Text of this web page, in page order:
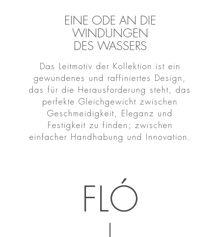
EINE ODE AN DIE
WINDUNGEN
DES WASSERS
Das Leitmotiv der Kollektion ist ein
gewundenes und raffiniertes Design,
das für die Herausforderung steht, das
perfekte Gleichgewicht zwischen
Geschmeidigkeit, Eleganz und
Festigkeit zu finden; zwischen
einfacher Handhabung und Innovation.
FLÓ